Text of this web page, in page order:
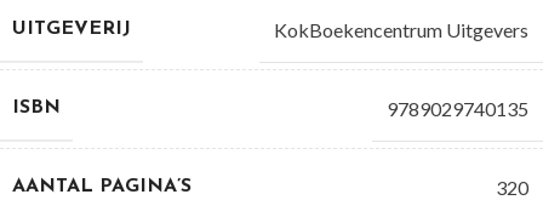
UITGEVERIJ KokBoekencentrum Uitgevers
ISBN 9789029740135
AANTAL PAGINA’S 320